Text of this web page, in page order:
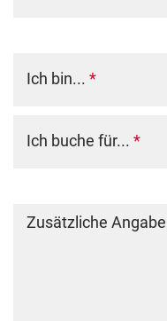
Ich bin... *
Ich buche für... *
Zusätzliche